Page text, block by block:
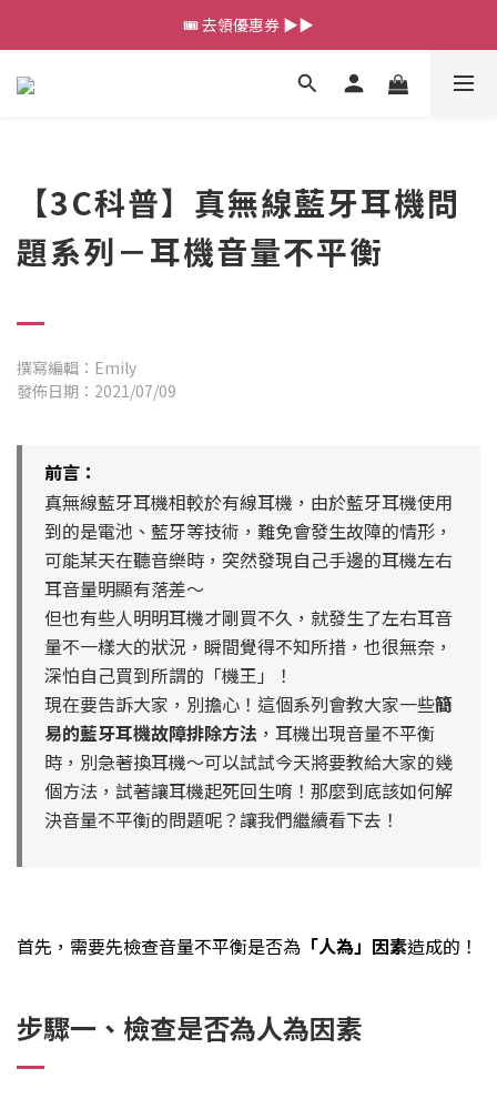
💰新會員送 $88 購物金
🎟️ 去領優惠券 ▶▶
💰新會員送 $88 購物金
【3C科普】 真無線藍牙耳機問
題系列－耳機音量不平衡
撰寫編輯：Emily
發佈日期：2021/07/09
前言：
真無線藍牙耳機相較於有線耳機，由於藍牙耳機使用
到的是電池、藍牙等技術，難免會發生故障的情形，
可能某天在聽音樂時，突然發現自己手邊的耳機左右
耳音量明顯有落差～
但也有些人明明耳機才剛買不久，就發生了左右耳音
量不一樣大的狀況，瞬間覺得不知所措，也很無奈，
深怕自己買到所謂的「機王」！
現在要告訴大家，別擔心！這個系列會教大家一些簡
易的藍牙耳機故障排除方法 ，耳機出現音量不平衡
時，別急著換耳機～可以試試今天將要教給大家的幾
個方法，試著讓耳機起死回生唷！那麼到底該如何解
決音量不平衡的問題呢？讓我們繼續看下去！
首先，需要先檢查音量不平衡是否為 「人為」因素造成的！
步驟一、檢查是否為人為因素